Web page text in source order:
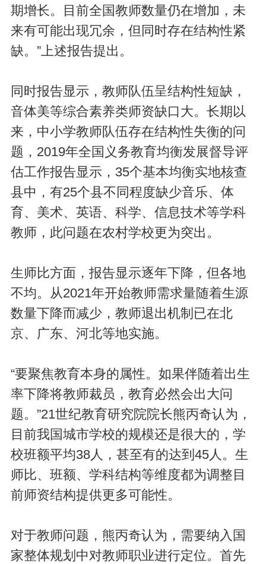
期增长。目前全国教师数量仍在增加，未
来有可能出现冗余，但同时存在结构性紧
缺。”上述报告提出。
同时报告显示，教师队伍呈结构性短缺，
音体美等综合素养类师资缺口大。长期以
来，中小学教师队伍存在结构性失衡的问
题，2019年全国义务教育均衡发展督导评
估工作报告显示，35个基本均衡实地核查
县中，有25个县不同程度缺少音乐、体
育、美术、英语、科学、信息技术等学科
教师，此问题在农村学校更为突出。
生师比方面，报告显示逐年下降，但各地
不均。从2021年开始教师需求量随着生源
数量下降而减少，教师退出机制已在北
京、广东、河北等地实施。
“要聚焦教育本身的属性。如果伴随着出生
率下降将教师裁员，教育必然会出大问
题。”21世纪教育研究院院长熊丙奇认为，
目前我国城市学校的规模还是很大的，学
校班额平均38人，甚至有的达到45人。生
师比、班额、学科结构等维度都为调整目
前师资结构提供更多可能性。
对于教师问题，熊丙奇认为，需要纳入国
家整体规划中对教师职业进行定位。首先